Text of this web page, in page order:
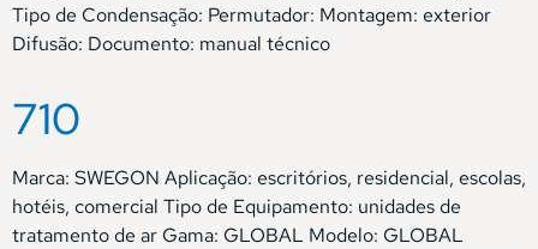
Tipo de Condensação: Permutador: Montagem: exterior
Difusão: Documento: manual técnico
710
Marca: SWEGON Aplicação: escritórios, residencial, escolas,
hotéis, comercial Tipo de Equipamento: unidades de
tratamento de ar Gama: GLOBAL Modelo: GLOBAL